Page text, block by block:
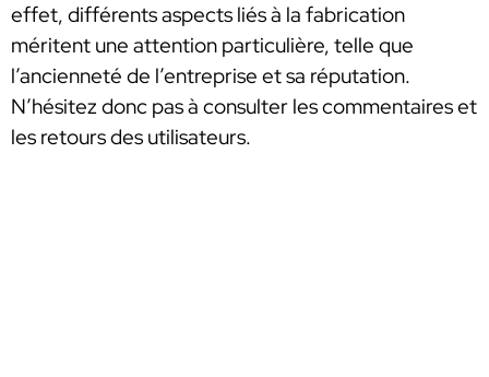
effet, différents aspects liés à la fabrication
méritent une attention particulière, telle que
l’ancienneté de l’entreprise et sa réputation.
N’hésitez donc pas à consulter les commentaires et
les retours des utilisateurs.